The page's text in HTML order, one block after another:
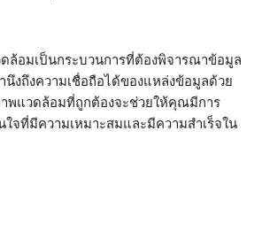
ดล้อมเป็นกระบวนการที่ต้องพิจารณาข้อมูล
นึงถึงความเชื่อถือได้ของแหล่งข้อมูลด้วย
าพแวดล้อมที่ถูกต้องจะช่วยให้คุณมีการ
จที่มีความเหมาะสมและมีความสำเร็จใน